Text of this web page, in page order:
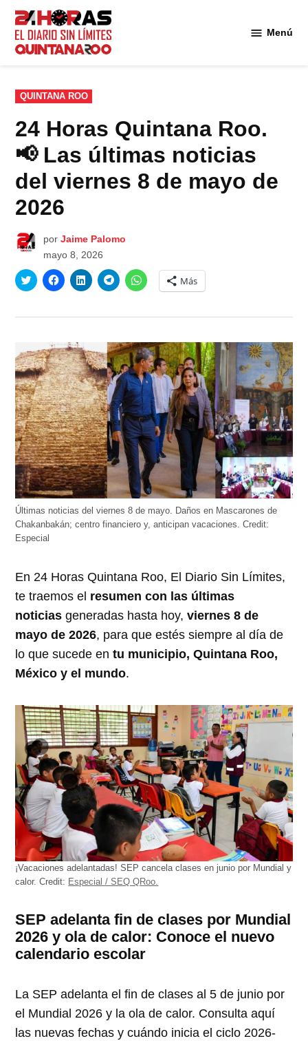
Saltar
contenido
Menú
PUBLICADO
EN
QUINTANA ROO
24 Horas Quintana Roo.
📢 Las últimas noticias
del viernes 8 de mayo de
2026
por Jaime Palomo
mayo 8, 2026
Haz
clic
en
abre
en
una
ventana
nueva)
Haz
clic
en
abre
en
una
ventana
nueva)
Haz
clic
en
en
una
ventana
nueva)
Haz
clic
en
abre
en
una
ventana
nueva)
Haz
clic
para
en
abre
en
una
ventana
nueva)
Más
Últimas noticias del viernes 8 de mayo. Daños en Mascarones de
Chakanbakán; centro financiero y, anticipan vacaciones.Credit:
Especial
En 24 Horas Quintana Roo, El Diario Sin Límites,
te traemos el resumen con las últimas
noticias generadas hasta hoy,viernes 8 de
mayo de 2026, para que estés siempre al día de
lo que sucede entu municipio, Quintana Roo,
México y el mundo.
¡Vacaciones adelantadas! SEP cancela clases en junio por Mundial y
calor.Credit: Especial / SEQ QRoo.
SEP adelanta fin de clases por Mundial
2026 y ola de calor: Conoce el nuevo
calendario escolar
La SEP adelanta el fin de clases al 5 de junio por
el Mundial 2026 y la ola de calor. Consulta aquí
las nuevas fechas y cuándo inicia el ciclo 2026-